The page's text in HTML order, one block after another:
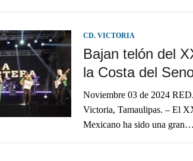
CD. VICTORIA
Bajan telón del
la Costa del
Noviembre 03 de 2024
Victoria, Tamaulipas. – El
Mexicano ha sido una gran…